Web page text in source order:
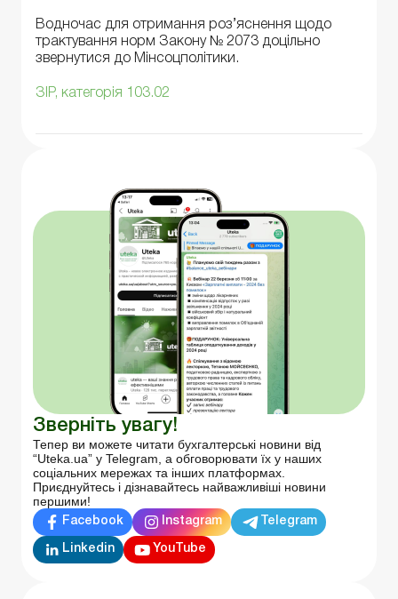
Водночас для отримання роз’яснення щодо
трактування норм Закону № 2073 доцільно
звернутися до Мінсоцполітики.
ЗІР, категорія 103.02
Зверніть увагу!
Тепер ви можете читати бухгалтерські новини від
“Uteka.ua” у Telegram, а обговорювати їх у наших
соціальних мережах та інших платформах.
Приєднуйтесь і дізнавайтесь найважливіші новини
першими!
Facebook Instagram Telegram
Linkedin YouTube